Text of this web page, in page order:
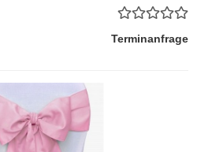
Terminanfrage